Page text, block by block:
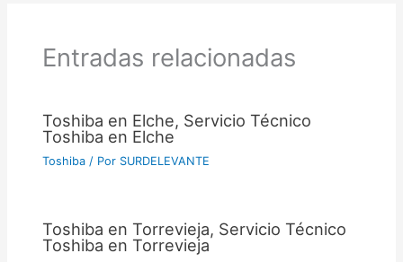
Entradas relacionadas
Toshiba en Elche, Servicio Técnico
Toshiba en Elche
Toshiba / Por SURDELEVANTE
Toshiba en Torrevieja, Servicio Técnico
Toshiba en Torrevieja